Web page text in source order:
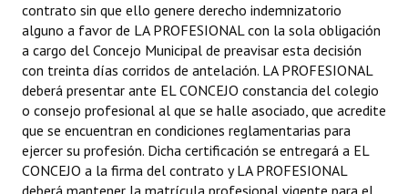
contrato sin que ello genere derecho indemnizatorio
alguno a favor de LA PROFESIONAL con la sola obligación
a cargo del Concejo Municipal de preavisar esta decisión
con treinta días corridos de antelación. LA PROFESIONAL
deberá presentar ante EL CONCEJO constancia del colegio
o consejo profesional al que se halle asociado, que acredite
que se encuentran en condiciones reglamentarias para
ejercer su profesión. Dicha certificación se entregará a EL
CONCEJO a la firma del contrato y LA PROFESIONAL
deberá mantener la matrícula profesional vigente para el